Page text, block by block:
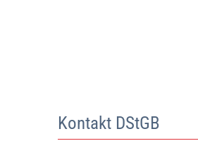
Kontakt DStGB